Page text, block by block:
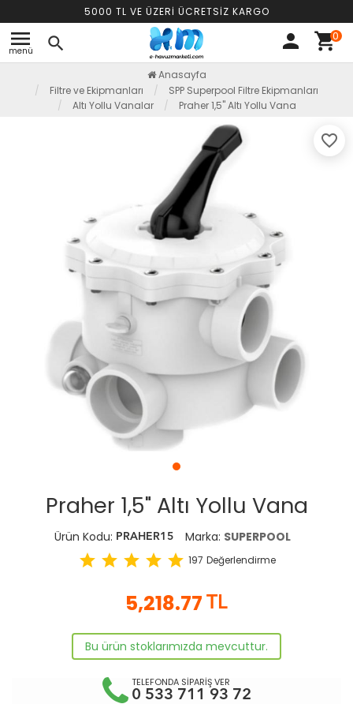
5000 TL VE ÜZERİ ÜCRETSİZ KARGO
menu
menü search person shopping_cart0
Anasayfa
Filtre ve Ekipmanları
SPP Superpool Filtre Ekipmanları
Altı Yollu Vanalar
Praher 1,5" Altı Yollu Vana
favorite_border
Praher 1,5" Altı Yollu Vana
Ürün Kodu: PRAHER15 Marka: SUPERPOOL
star star star star star 197 Değerlendirme
5,218.77 TL
Bu ürün stoklarımızda mevcuttur.
TELEFONDA SİPARİŞ VER
0 533 711 93 72